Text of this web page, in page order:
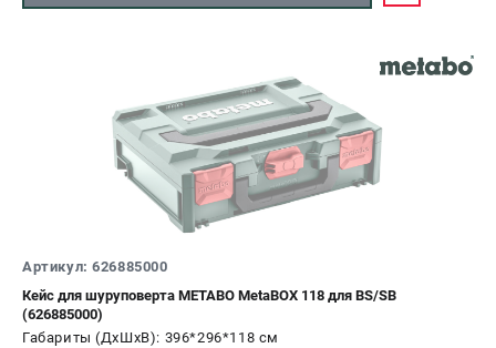
Артикул: 626885000
Кейс для шуруповерта METABO MetaBOX 118 для BS/SB
(626885000)
Габариты (ДхШхВ): 396*296*118 см